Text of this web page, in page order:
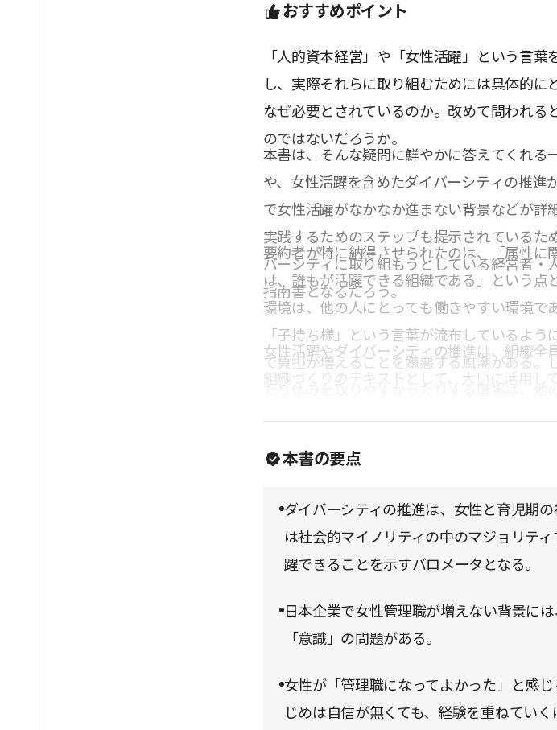
おすすめポイント
「人的資本経営」や「女性活躍」という言
し、実際それらに取り組むためには具体的に
なぜ必要とされているのか。改めて問われる
のではないだろうか。
本書は、そんな疑問に鮮やかに答えてくれる
や、女性活躍を含めたダイバーシティの推進
で女性活躍がなかなか進まない背景などが詳
実践するためのステップも提示されているた
バーシティに取り組もうとしている経営者・
指南書となるだろう。
要約者が特に納得させられたのは、「属性に
は、誰もが活躍できる組織である」という点
環境は、他の人にとっても働きやすい環境で
「子持ち様」という言葉が流布しているよ
で負担が増えることを嫌悪する風潮がある。
であるはずだ。
女性活躍やダイバーシティの推進は、組織全
組織づくりのテキストとして、大いに活用し
本書の要点
ダイバーシティの推進は、女性と育児期
は社会的マイノリティの中のマジョリテ
躍できることを示すバロメータとなる。
日本企業で女性管理職が増えない背景に
「意識」の問題がある。
女性が「管理職になってよかった」と感
じめは自信が無くても、経験を重ねてい